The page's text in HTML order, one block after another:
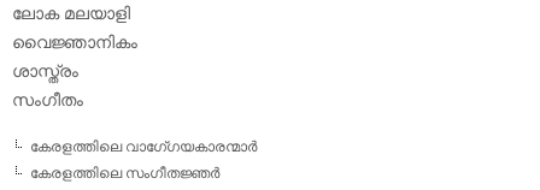
ലോക മലയാളി
വൈജ്ഞാനികം
ശാസ്ത്രം
സംഗീതം
കേരളത്തിലെ വാഗേ്ഗയകാരന്മാര്‍
കേരളത്തിലെ സംഗീതജ്ഞര്‍